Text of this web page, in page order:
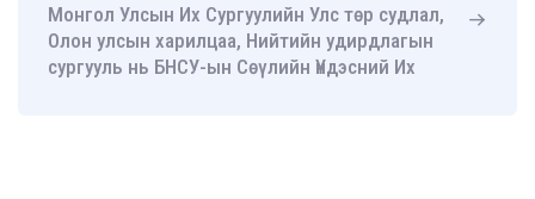
Монгол Улсын Их Сургуулийн Улс төр судлал,
Олон улсын харилцаа, Нийтийн удирдлагын
сургууль нь БНСУ-ын Сөүлийн Үндэсний Их